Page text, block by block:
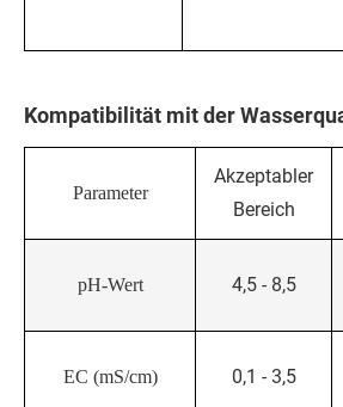
Kompatibilität mit der
Parameter
Akzeptabler
Bereich
pH-Wert 4,5 - 8,5
EC (mS/cm) 0,1 - 3,5